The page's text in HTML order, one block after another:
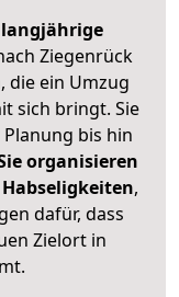
langjährige
Ziegenrück
die ein Umzug
sich bringt. Sie
bis hin
organisieren
,
dafür, dass
Zielort in